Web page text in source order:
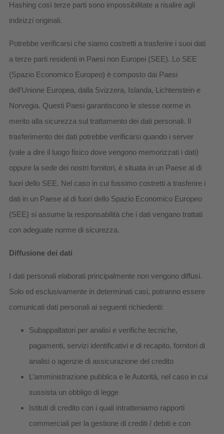
Hashing così terze parti sono impossibilitate a risalire agli
indirizzi originali.
Potrebbe verificarsi che siamo costretti a trasferire i suoi dati
a terze parti residenti in Paesi non Europei (SEE). Lo SEE
(Spazio Economico Europeo) è composto dai Paesi
dell’Unione Europea, dalla Svizzera, Islanda, Lichtenstein e
Norvegia. Questi Paesi garantiscono le stesse norme in
merito alla sicurezza sul trattamento dei dati personali. Il
trasferimento dei dati potrebbe verificarsi quando i server
(vale a dire il luogo fisico dove vengono memorizzati i dati)
oppure la sede dei nostri fornitori, è situata in un Paese al di
fuori dello SEE. Nel caso in cui fossimo costretti a trasferire i
dati in un Paese al di fuori dello Spazio Economico Europeo
(SEE) si assume la responsabilità che i dati vengano trattati
con adeguate norme di sicurezza.
Diffusione dei dati
I dati personali elaborati principalmente non vengono diffusi.
Solo ed esclusivamente in determinati casi, potranno essere
comunicati dati personali ai seguenti richiedenti:
Subappaltatori per analisi e verifiche tecniche,
pagamenti, servizi identificativi e di recapito, fornitori di
analisi o agenzie di assicurazione del credito
L’amministrazione pubblica e le Autorità, nel caso in cui
sussista un obbligo di legge
Istituti di credito con i quali intratteniamo rapporti
commerciali per la gestione di crediti / debiti e con